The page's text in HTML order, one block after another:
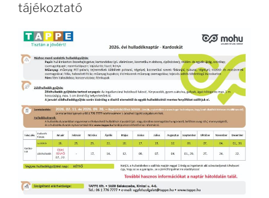
tájékoztató